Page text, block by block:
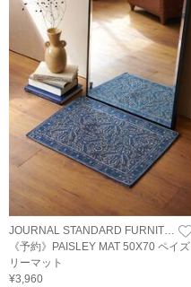
JOURNAL STANDARD FURNITURE
《予約》PAISLEY MAT 50X70 ペイズ
リーマット
¥3,960